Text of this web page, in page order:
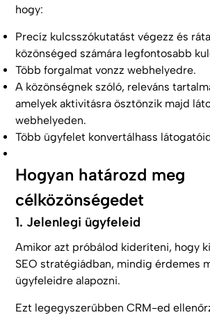
hogy:
Precíz kulcsszókutatást végezz és
közönséged számára legfontosabb
Több forgalmat vonzz webhelyedre.
A közönségnek szóló, releváns
amelyek aktivitásra ösztönzik majd
webhelyeden.
Több ügyfelet konvertálhass
Hogyan határozd meg
célközönségedet
1. Jelenlegi ügyfeleid
Amikor azt próbálod kideríteni, hogy
SEO stratégiádban, mindig érdemes
ügyfeleidre alapozni.
Ezt legegyszerűbben CRM-ed